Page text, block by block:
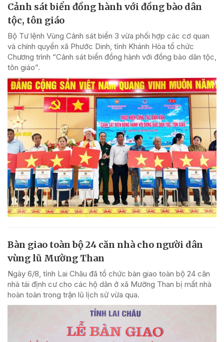
Cảnh sát biển đồng hành với đồng bào dân
tộc, tôn giáo
Bộ Tư lệnh Vùng Cảnh sát biển 3 vừa phối hợp các cơ quan
và chính quyền xã Phước Dinh, tỉnh Khánh Hòa tổ chức
Chương trình “Cảnh sát biển đồng hành với đồng bào dân tộc,
tôn giáo”.
Bàn giao toàn bộ 24 căn nhà cho người dân
vùng lũ Mường Than
Ngày 6/8, tỉnh Lai Châu đã tổ chức bàn giao toàn bộ 24 căn
nhà tái định cư cho các hộ dân ở xã Mường Than bị mất nhà
hoàn toàn trong trận lũ lịch sử vừa qua.